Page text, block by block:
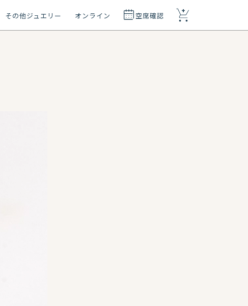
その他ジュエリー オンライン 空席確認
+